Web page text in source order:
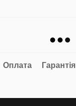
Оплата Гарантія